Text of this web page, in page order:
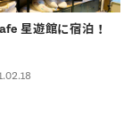
星遊館に宿泊！